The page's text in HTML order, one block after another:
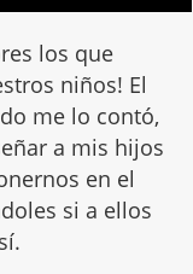
los que
niños! El
me lo contó,
a mis hijos
en el
si a ellos